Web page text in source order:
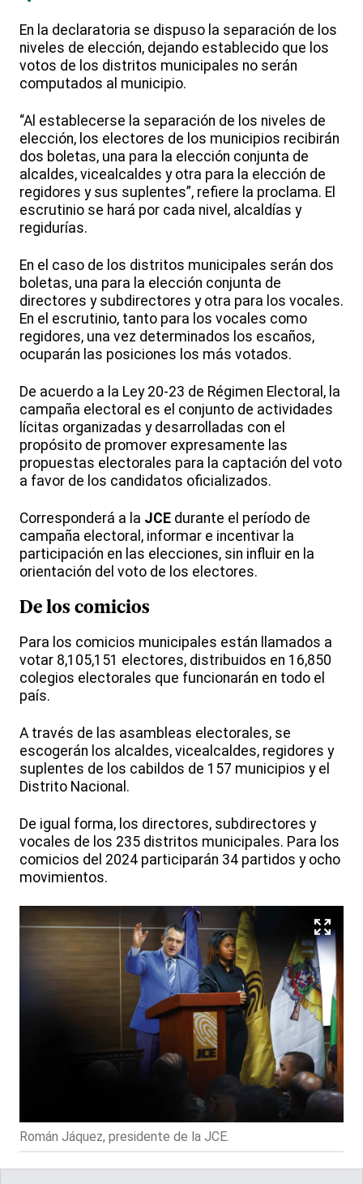
En la declaratoria se dispuso la separación de los
niveles de elección, dejando establecido que los
votos de los distritos municipales no serán
computados al municipio.
“Al establecerse la separación de los niveles de
elección, los electores de los municipios recibirán
dos boletas, una para la elección conjunta de
alcaldes, vicealcaldes y otra para la elección de
regidores y sus suplentes”, refiere la proclama. El
escrutinio se hará por cada nivel, alcaldías y
regidurías.
En el caso de los distritos municipales serán dos
boletas, una para la elección conjunta de
directores y subdirectores y otra para los vocales.
En el escrutinio, tanto para los vocales como
regidores, una vez determinados los escaños,
ocuparán las posiciones los más votados.
De acuerdo a la Ley 20-23 de Régimen Electoral, la
campaña electoral es el conjunto de actividades
lícitas organizadas y desarrolladas con el
propósito de promover expresamente las
propuestas electorales para la captación del voto
a favor de los candidatos oficializados.
Corresponderá a la JCE durante el período de
campaña electoral, informar e incentivar la
participación en las elecciones, sin influir en la
orientación del voto de los electores.
De los comicios
Para los comicios municipales están llamados a
votar 8,105,151 electores, distribuidos en 16,850
colegios electorales que funcionarán en todo el
país.
A través de las asambleas electorales, se
escogerán los alcaldes, vicealcaldes, regidores y
suplentes de los cabildos de 157 municipios y el
Distrito Nacional.
De igual forma, los directores, subdirectores y
vocales de los 235 distritos municipales. Para los
comicios del 2024 participarán 34 partidos y ocho
movimientos.
Román Jáquez, presidente de la JCE.